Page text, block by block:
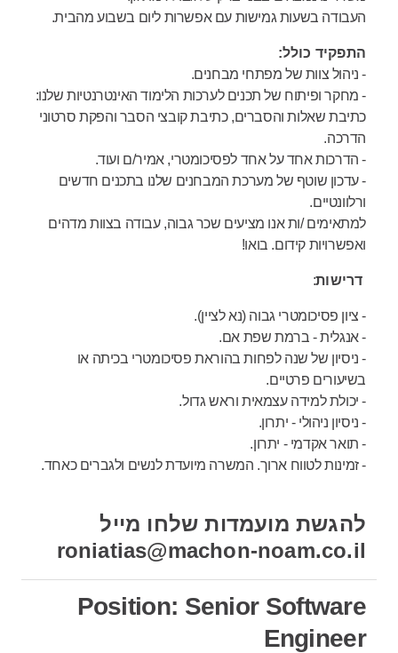
העבודה בשעות גמישות עם אפשרות ליום בשבוע מהבית.
התפקיד כולל:
- ניהול צוות של מפתחי מבחנים.
- מחקר ופיתוח של תכנים לערכות הלימוד האינטרנטיות שלנו:
כתיבת שאלות והסברים, כתיבת קובצי הסבר והפקת סרטוני
הדרכה.
- הדרכות אחד על אחד לפסיכומטרי, אמיר/ם ועוד.
- עדכון שוטף של מערכת המבחנים שלנו בתכנים חדשים
ורלוונטיים.
למתאימים /ות אנו מציעים שכר גבוה, עבודה בצוות מדהים
ואפשרויות קידום. בואו!
דרישות:
- ציון פסיכומטרי גבוה (נא לציין).
- אנגלית - ברמת שפת אם.
- ניסיון של שנה לפחות בהוראת פסיכומטרי בכיתה או
בשיעורים פרטיים.
- יכולת למידה עצמאית וראש גדול.
- ניסיון ניהולי - יתרון.
- תואר אקדמי - יתרון.
- זמינות לטווח ארוך. המשרה מיועדת לנשים ולגברים כאחד.
להגשת מועמדות שלחו מייל
roniatias@machon-noam.co.il
Position: Senior Software
Engineer